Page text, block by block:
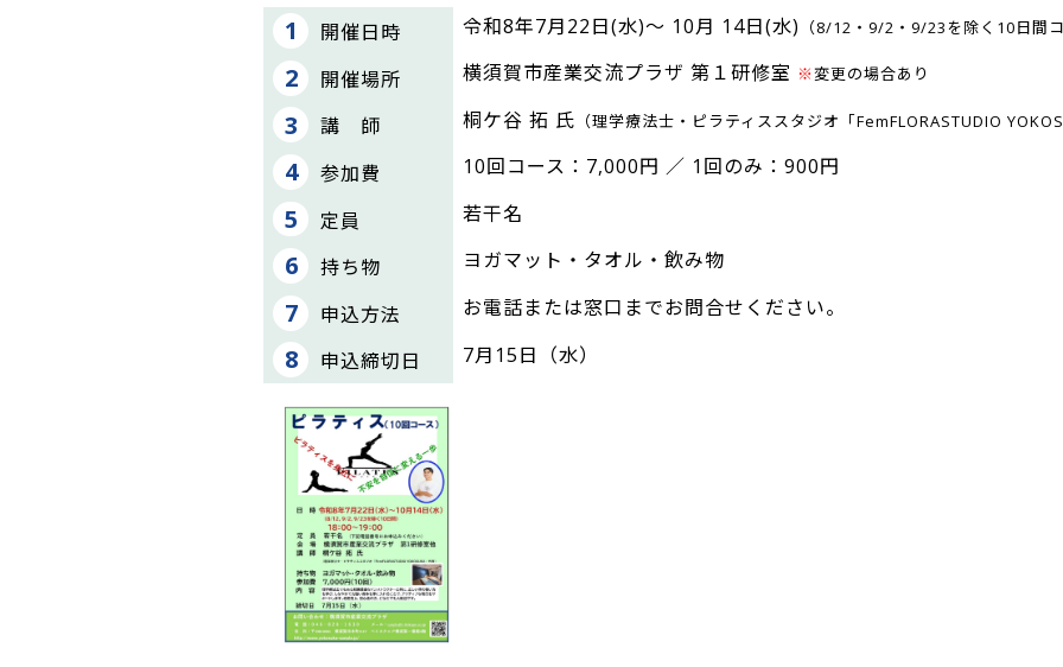
開催日時 令和8年7月22日(水)～ 10月 14日(水) （8/12・9/2・9/23を除く10日間
開催場所 横須賀市産業交流プラザ 第１研修室 ※変更の場合あり
講 師 桐ケ谷 拓 氏 （理学療法士・ピラティススタジオ「FemFLORASTUDIO
参加費 10回コース：7,000円 ／ 1回のみ：900円
定員 若干名
持ち物 ヨガマット・タオル・飲み物
申込方法 お電話または窓口までお問合せください。
申込締切日 7月15日（水）